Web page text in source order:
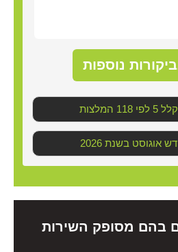
נוספות
המלצות
לחודש אוגוסט בשנת
בהם מסופק השירות